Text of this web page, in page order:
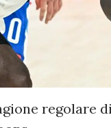
regolare